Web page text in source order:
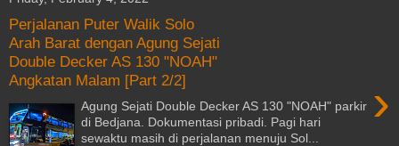
Perjalanan Puter Walik Solo
Arah Barat dengan Agung Sejati
Double Decker AS 130 "NOAH"
Angkatan Malam [Part 2/2]
›
Agung Sejati Double Decker AS 130 "NOAH" parkir
di Bedjana. Dokumentasi pribadi. Pagi hari
sewaktu masih di perjalanan menuju Sol...